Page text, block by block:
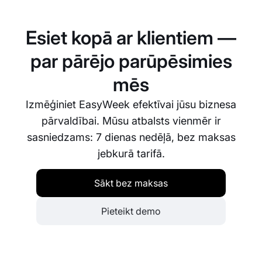
rezervēšanas saskarnes izskatu.
Esiet kopā ar klientiem —
par pārējo parūpēsimies
mēs
Izmēģiniet EasyWeek efektīvai jūsu biznesa
pārvaldībai. Mūsu atbalsts vienmēr ir
sasniedzams: 7 dienas nedēļā, bez maksas
jebkurā tarifā.
Sākt bez maksas
Pieteikt demo